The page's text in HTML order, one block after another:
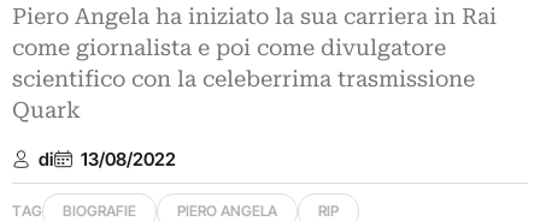
Piero Angela ha iniziato la sua carriera in Rai
come giornalista e poi come divulgatore
scientifico con la celeberrima trasmissione
Quark
di 13/08/2022
TAG BIOGRAFIE PIERO ANGELA RIP